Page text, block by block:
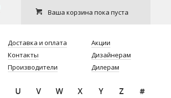
Ваша корзина пока пуста
Доставка и оплата
Контакты
Производители
Акции
Дизайнерам
Дилерам
U V W X Y Z #